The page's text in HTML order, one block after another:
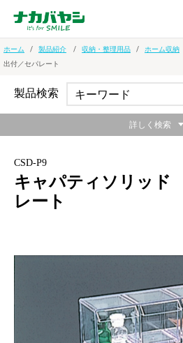
ホーム 製品紹介 収納・整理用品 ホーム収納
出付／セパレート
CSD-P9
キャパティソリッド
レート
際立つ透明感『シンプル』イ
製品検索
詳しく検索